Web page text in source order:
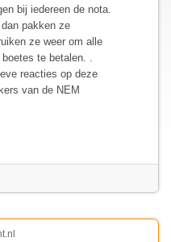
bij iedereen de nota.
pakken ze
ze weer om alle
te betalen. .
reacties op deze
van de NEM